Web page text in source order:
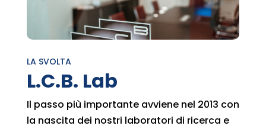
LA SVOLTA
L.C.B. Lab
Il passo più importante avviene nel 2013 con
la nascita dei nostri laboratori di ricerca e